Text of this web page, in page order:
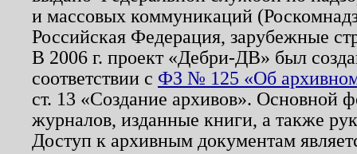
и массовых коммуникаций
Российская Федерация, зарубежные
В 2006 г. проект «Дебри-ДВ» был
соответствии с ФЗ № 125 «Об
ст. 13 «Создание архивов». Основной
журналов, изданные книги, а также
Доступ к архивным документам